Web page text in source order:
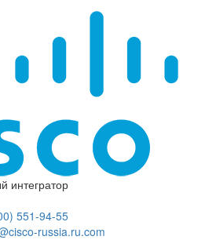
интегратор
551-94-55
russia.ru.com